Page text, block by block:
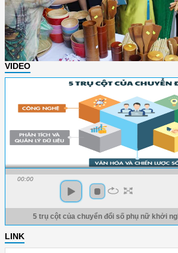
VIDEO
00:00
5 trụ cột của chuyển đổi số phụ nữ khởi
LINK